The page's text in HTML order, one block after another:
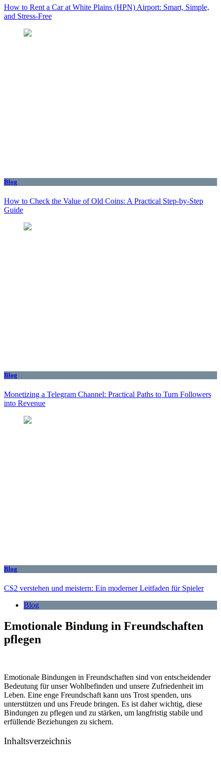
How to Rent a Car at White Plains (HPN) Airport: Smart, Simple,
and Stress-Free
Blog
How to Check the Value of Old Coins: A Practical Step-by-Step
Guide
Blog
Monetizing a Telegram Channel: Practical Paths to Turn Followers
into Revenue
Blog
CS2 verstehen und meistern: Ein moderner Leitfaden für Spieler
Blog
Emotionale Bindung in Freundschaften
pflegen
Emotionale Bindungen in Freundschaften sind von entscheidender
Bedeutung für unser Wohlbefinden und unsere Zufriedenheit im
Leben. Eine enge Freundschaft kann uns Trost spenden, uns
unterstützen und uns Freude bringen. Es ist daher wichtig, diese
Bindungen zu pflegen und zu stärken, um langfristig stabile und
erfüllende Beziehungen zu sichern.
Inhaltsverzeichnis